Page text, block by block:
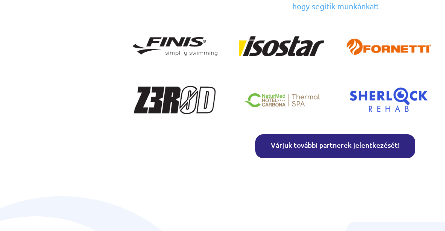
hogy segítik munkánkat!
Várjuk további partnerek jelentkezését!